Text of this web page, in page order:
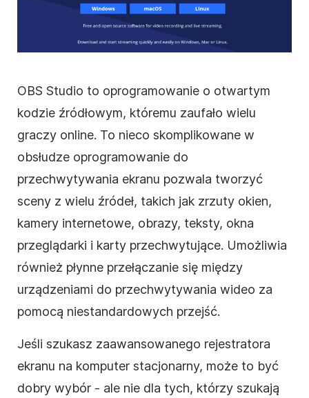
OBS Studio to oprogramowanie o otwartym
kodzie źródłowym, któremu zaufało wielu
graczy online. To nieco skomplikowane w
obsłudze oprogramowanie do
przechwytywania ekranu pozwala tworzyć
sceny z wielu źródeł, takich jak zrzuty okien,
kamery internetowe, obrazy, teksty, okna
przeglądarki i karty przechwytujące. Umożliwia
również płynne przełączanie się między
urządzeniami do przechwytywania wideo za
pomocą niestandardowych przejść.
Jeśli szukasz zaawansowanego rejestratora
ekranu na komputer stacjonarny, może to być
dobry wybór - ale nie dla tych, którzy szukają